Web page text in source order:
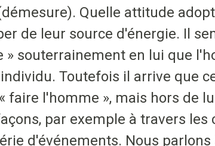
Quelle attitude
de leur source d'énergie. Il
souterrainement en lui que
Toutefois il arrive que
l'homme », mais hors de
par exemple à travers
d'événements. Nous parlons